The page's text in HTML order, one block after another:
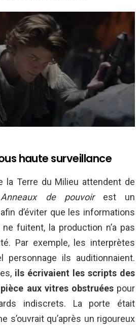
haute surveillance
la Terre du Milieu attendent de
de pouvoirest un
d’éviter que les informations
fuitent, la production n’a pas
Par exemple, les interprètes
personnage ils auditionnaient.
ils écrivaient les scripts des
aux vitres obstruéespour
indiscrets. La porte était
s’ouvrait qu’après un rigoureux